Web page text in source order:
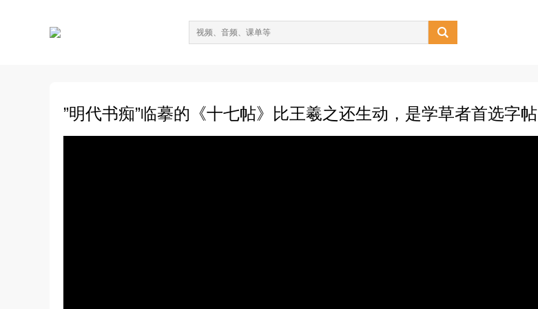

”明代书痴”临摹的《十七帖》比王羲之还生动，是学草者首选字帖